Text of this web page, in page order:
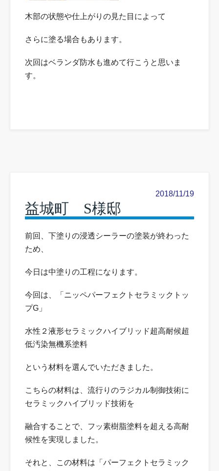
木部の状態や仕上がりの見た目によって
さらに塗る場合もあります。
次回はベランダ防水も進めて行こうと思いま
す。
2018/11/19
益城町 S様邸
前回、下塗りの浸透シーラーの塗装が終わった
ため、
今日は中塗りの工程になります。
今回は、「ニッペパーフェクトセラミックトッ
プG」
水性２液形セラミックハイブリッド超高耐候超
低汚染無機系塗料
という材料を選んでいただきました。
こちらの材料は、流行りのラジカル制御技術に
セラミックハイブリッド技術を
融合することで、フッ素樹脂塗料を超える高耐
候性を実現しました。
それと、この材料は「パーフェクトセラミック